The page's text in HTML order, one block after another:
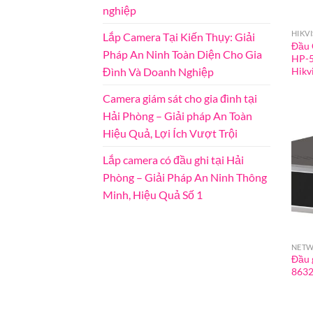
nghiệp
Lắp Camera Tại Kiến Thụy: Giải
Pháp An Ninh Toàn Diện Cho Gia
Đình Và Doanh Nghiệp
Camera giám sát cho gia đình tại
Hải Phòng – Giải pháp An Toàn
Hiệu Quả, Lợi Ích Vượt Trội
Lắp camera có đầu ghi tại Hải
Phòng – Giải Pháp An Ninh Thông
Minh, Hiệu Quả Số 1
Đầu
HP-
Đầu